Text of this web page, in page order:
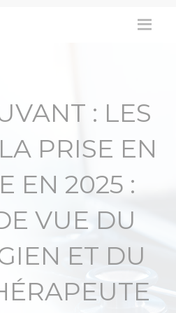
: LES
PRISE EN
EN 2025 :
VUE DU
ET DU